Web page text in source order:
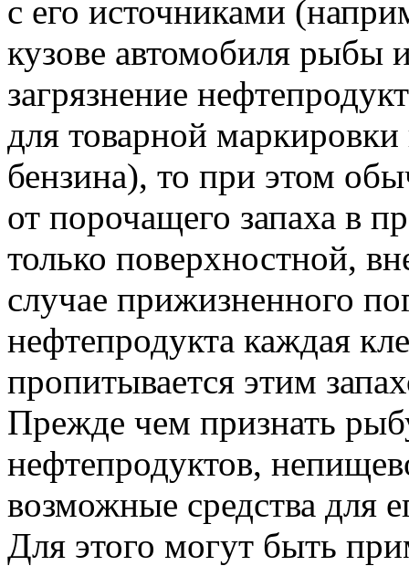
с его источниками
кузове автомобиля рыбы
загрязнение
для товарной
бензина), то при этом
от порочащего запаха в
только поверхностной,
случае прижизненного
нефтепродукта каждая
пропитывается этим
Прежде чем признать
нефтепродуктов,
возможные средства для
Для этого могут быть